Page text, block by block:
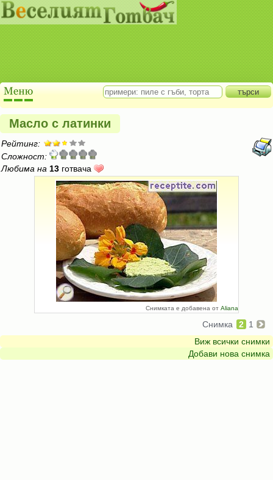
Масло с латинки
Рейтинг:
Сложност:
Любима на 13 готвача
Снимката е добавена от Aliana
Снимка 2
1
Виж всички снимки
Добави нова снимка